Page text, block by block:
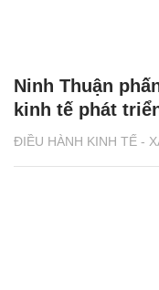
ĐIỀU HÀNH KINH TẾ -
Ninh Thuận
kinh tế phát